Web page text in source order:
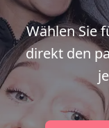
Wählen Sie
direkt den